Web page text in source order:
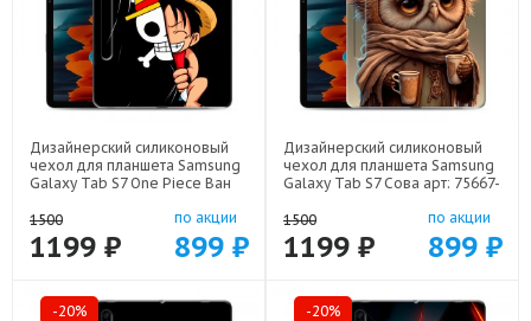
Дизайнерский силиконовый
чехол для планшета Samsung
Galaxy Tab S7 One Piece Ван
1500
1199 ₽
по акции
899 ₽
Дизайнерский силиконовый
чехол для планшета Samsung
Galaxy Tab S7 Сова арт: 75667-
1500
1199 ₽
по акции
899 ₽
-20% -20%